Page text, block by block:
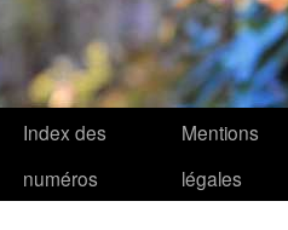
Index des
numéros
Mentions
légales